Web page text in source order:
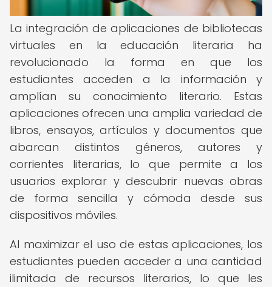
La integración de aplicaciones de bibliotecas
virtuales en la educación literaria ha
revolucionado la forma en que los
estudiantes acceden a la información y
amplían su conocimiento literario. Estas
aplicaciones ofrecen una amplia variedad de
libros, ensayos, artículos y documentos que
abarcan distintos géneros, autores y
corrientes literarias, lo que permite a los
usuarios explorar y descubrir nuevas obras
de forma sencilla y cómoda desde sus
dispositivos móviles.
Al maximizar el uso de estas aplicaciones, los
estudiantes pueden acceder a una cantidad
ilimitada de recursos literarios, lo que les